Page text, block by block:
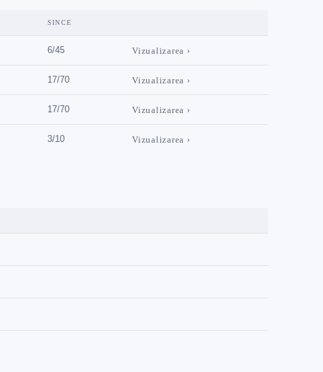
SINCE
6/45 Vizualizarea ›
17/70 Vizualizarea ›
17/70 Vizualizarea ›
3/10 Vizualizarea ›